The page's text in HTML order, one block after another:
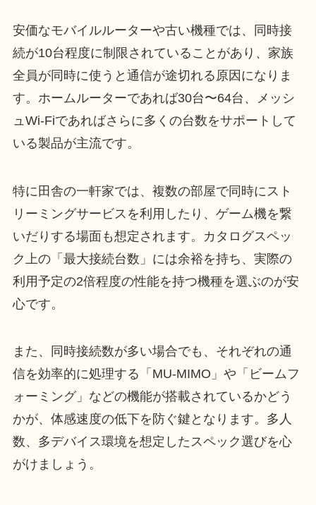
安価なモバイルルーターや古い機種では、同時接
続が10台程度に制限されていることがあり、家族
全員が同時に使うと通信が途切れる原因になりま
す。ホームルーターであれば30台〜64台、メッシ
ュWi-Fiであればさらに多くの台数をサポートして
いる製品が主流です。
特に田舎の一軒家では、複数の部屋で同時にスト
リーミングサービスを利用したり、ゲーム機を繋
いだりする場面も想定されます。カタログスペッ
ク上の「最大接続台数」には余裕を持ち、実際の
利用予定の2倍程度の性能を持つ機種を選ぶのが安
心です。
また、同時接続数が多い場合でも、それぞれの通
信を効率的に処理する「MU-MIMO」や「ビームフ
ォーミング」などの機能が搭載されているかどう
かが、体感速度の低下を防ぐ鍵となります。多人
数、多デバイス環境を想定したスペック選びを心
がけましょう。